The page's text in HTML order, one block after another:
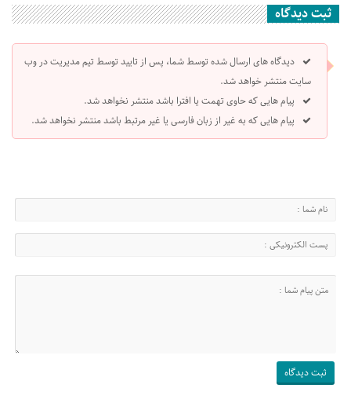
ثبت دیدگاه
دیدگاه های ارسال شده توسط شما، پس از تایید توسط تیم مدیریت در وب
سایت منتشر خواهد شد.
پیام هایی که حاوی تهمت یا افترا باشد منتشر نخواهد شد.
پیام هایی که به غیر از زبان فارسی یا غیر مرتبط باشد منتشر نخواهد شد.